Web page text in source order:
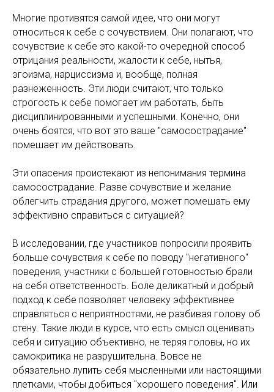
Многие противятся самой идее, что они могут
относиться к себе с сочувствием. Они полагают, что
сочувствие к себе это какой-то очередной способ
отрицания реальности, жалости к себе, нытья,
эгоизма, нарциссизма и, вообще, полная
разнеженность. Эти люди считают, что только
строгость к себе помогает им работать, быть
дисциплинированными и успешными. Конечно, они
очень боятся, что вот это ваше "самосострадание"
помешает им действовать.
Эти опасения проистекают из непонимания термина
самосострадание. Разве сочувствие и желание
облегчить страдания другого, может помешать ему
эффективно справиться с ситуацией?
В исследовании, где участников попросили проявить
больше сочувствия к себе по поводу "негативного"
поведения, участники с большей готовностью брали
на себя ответственность. Боле деликатный и добрый
подход к себе позволяет человеку эффективнее
справляться с неприятностями, не разбивая голову об
стену. Такие люди в курсе, что есть смысл оценивать
себя и ситуацию объективно, не теряя головы, но их
самокритика не разрушительна. Вовсе не
обязательно лупить себя мысленными или настоящими
плетками, чтобы добиться "хорошего поведения". Или